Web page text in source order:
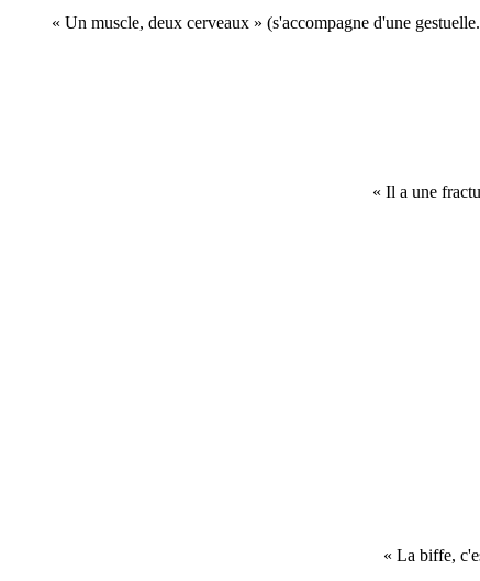
« Un muscle, deux cerveaux » (s'accompagne d'une
« Il a une
« La biffe,